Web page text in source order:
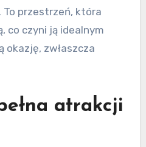
przestrzeń, która
co czyni ją idealnym
okazję, zwłaszcza
atrakcji